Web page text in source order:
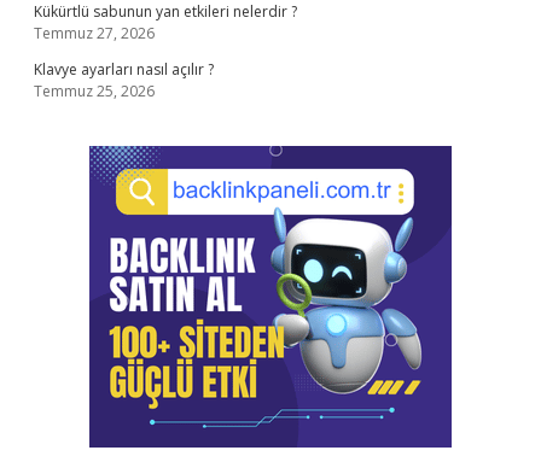
Kükürtlü sabunun yan etkileri nelerdir ?
Temmuz 27, 2026
Klavye ayarları nasıl açılır ?
Temmuz 25, 2026